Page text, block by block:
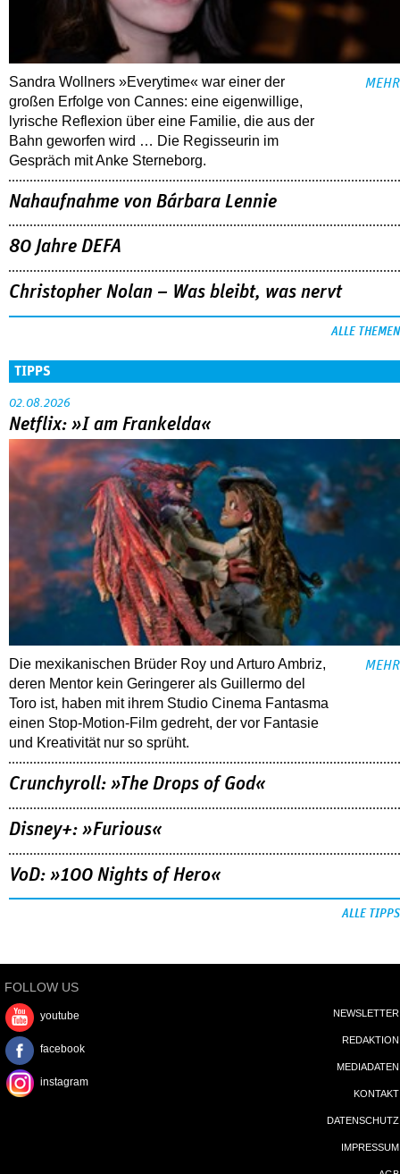
Sandra Wollners »Everytime« war einer der
großen Erfolge von Cannes: eine eigenwillige,
lyrische Reflexion über eine ­Familie, die aus der
Bahn geworfen wird … Die Regisseurin im
Gespräch mit Anke Sterneborg.
MEHR
Nahaufnahme von Bárbara Lennie
80 Jahre DEFA
Christopher Nolan – Was bleibt, was nervt
ALLE THEMEN
TIPPS
02.08.2026
Netflix: »I am Frankelda«
Die mexikanischen Brüder Roy und Arturo Ambriz,
deren Mentor kein Geringerer als Guillermo del
Toro ist, haben mit ihrem Studio Cinema Fantasma
einen Stop-Motion-Film gedreht, der vor Fantasie
und Kreativität nur so sprüht.
MEHR
Crunchyroll: »The Drops of God«
Disney+: »Furious«
VoD: »100 Nights of Hero«
ALLE TIPPS
FOLLOW US
youtube
facebook
instagram
NEWSLETTER
REDAKTION
MEDIADATEN
KONTAKT
DATENSCHUTZ
IMPRESSUM